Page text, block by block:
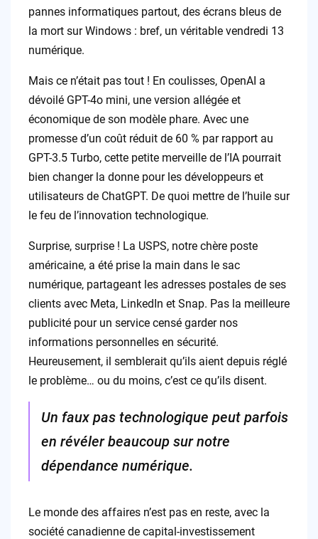
pannes informatiques partout, des écrans bleus de
la mort sur Windows : bref, un véritable vendredi 13
numérique.
Mais ce n’était pas tout ! En coulisses, OpenAI a
dévoilé GPT-4o mini, une version allégée et
économique de son modèle phare. Avec une
promesse d’un coût réduit de 60 % par rapport au
GPT-3.5 Turbo, cette petite merveille de l’IA pourrait
bien changer la donne pour les développeurs et
utilisateurs de ChatGPT. De quoi mettre de l’huile sur
le feu de l’innovation technologique.
Surprise, surprise ! La USPS, notre chère poste
américaine, a été prise la main dans le sac
numérique, partageant les adresses postales de ses
clients avec Meta, LinkedIn et Snap. Pas la meilleure
publicité pour un service censé garder nos
informations personnelles en sécurité.
Heureusement, il semblerait qu’ils aient depuis réglé
le problème… ou du moins, c’est ce qu’ils disent.
Un faux pas technologique peut parfois
en révéler beaucoup sur notre
dépendance numérique.
Le monde des affaires n’est pas en reste, avec la
société canadienne de capital-investissement